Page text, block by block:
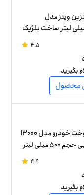
وینز مدل
4.5
بگیرید
محصول
تمیز کننده سیستم سوخت خودرو مدل i3000
لیتر
4.9
بگیرید